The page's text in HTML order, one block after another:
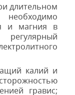
длительном
и магния в
калий и
гравис;